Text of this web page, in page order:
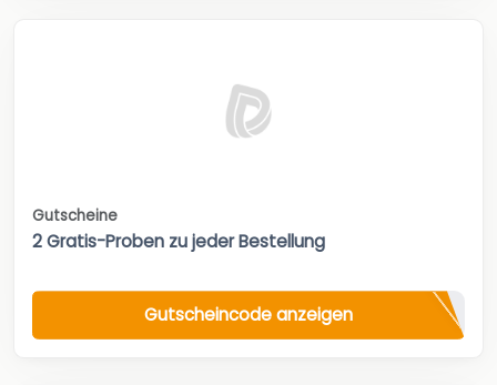
Gutscheine
2 Gratis-Proben zu jeder Bestellung
Gutscheincode anzeigen